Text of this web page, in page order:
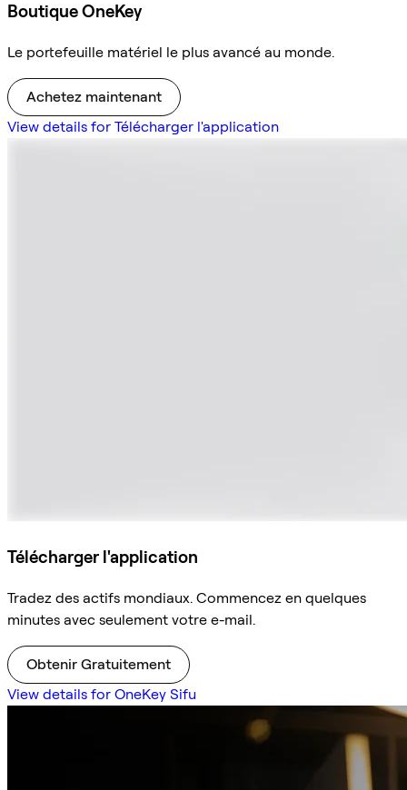
Boutique OneKey
Le portefeuille matériel le plus avancé au monde.
Achetez maintenant
View details for Télécharger l'application
Télécharger l'application
Tradez des actifs mondiaux. Commencez en quelques
minutes avec seulement votre e-mail.
Obtenir Gratuitement
View details for OneKey Sifu